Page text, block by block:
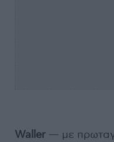
Waller — με